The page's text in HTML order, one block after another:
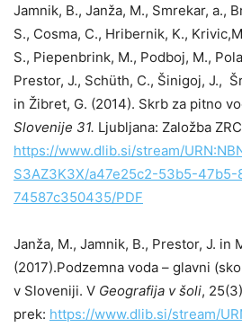
Jamnik, B., Janža, M., Smrekar, a.,
S., Cosma, C., Hribernik, K.,
S., Piepenbrink, M., Podboj, M.,
Prestor, J., Schüth, C., Šinigoj, J.,
in Žibret, G. (2014). Skrb za pitno
Slovenije 31. Ljubljana: Založba
https://www.dlib.si/stream/
S3AZ3K3X/a47e25c2-53b5-47b5-
74587c350435/PDF
Janža, M., Jamnik, B., Prestor, J. in
(2017).Podzemna voda – glavni
v Sloveniji. V Geografija v šoli,
prek: https://www.dlib.si/stream/